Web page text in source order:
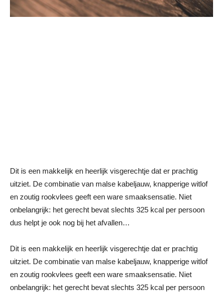
Dit is een makkelijk en heerlijk visgerechtje dat er prachtig
uitziet. De combinatie van malse kabeljauw, knapperige witlof
en zoutig rookvlees geeft een ware smaaksensatie. Niet
onbelangrijk: het gerecht bevat slechts 325 kcal per persoon
dus helpt je ook nog bij het afvallen…
Dit is een makkelijk en heerlijk visgerechtje dat er prachtig
uitziet. De combinatie van malse kabeljauw, knapperige witlof
en zoutig rookvlees geeft een ware smaaksensatie. Niet
onbelangrijk: het gerecht bevat slechts 325 kcal per persoon